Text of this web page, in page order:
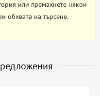
или премахнете някои
обхвата на търсене.